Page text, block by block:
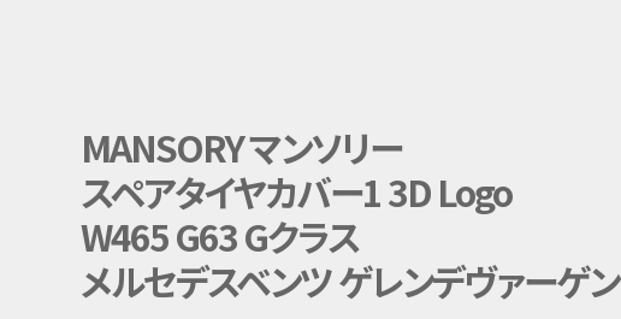
MANSORY マンソリー
スペアタイヤカバー1 3D Logo
W465 G63 Gクラス
メルセデスベンツ ゲレンデヴァーゲン